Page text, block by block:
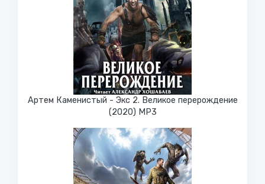
Артем Каменистый - Экс 2. Великое перерождение
(2020) МР3